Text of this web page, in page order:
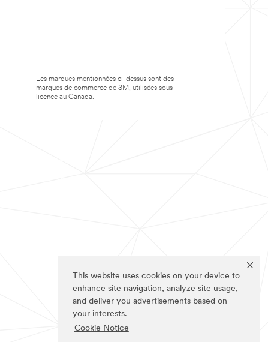
This website uses cookies on your device to
enhance site navigation, analyze site usage,
and deliver you advertisements based on
your interests.
Cookie Notice
Les marques mentionnées ci-dessus sont des
marques de commerce de 3M, utilisées sous
licence au Canada.